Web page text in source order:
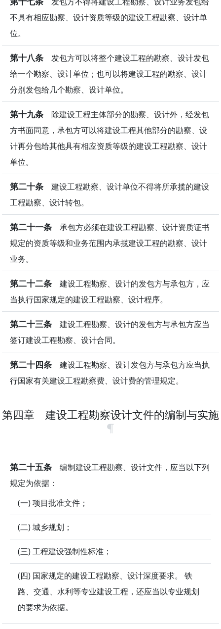
不具有相应勘察、设计资质等级的建设工程勘察、设计单
位。
第十八条 发包方可以将整个建设工程的勘察、设计发包
给一个勘察、设计单位；也可以将建设工程的勘察、设计
分别发包给几个勘察、设计单位。
第十九条 除建设工程主体部分的勘察、设计外，经发包
方书面同意，承包方可以将建设工程其他部分的勘察、设
计再分包给其他具有相应资质等级的建设工程勘察、设计
单位。
第二十条 建设工程勘察、设计单位不得将所承揽的建设
工程勘察、设计转包。
第二十一条 承包方必须在建设工程勘察、设计资质证书
规定的资质等级和业务范围内承揽建设工程的勘察、设计
业务。
第二十二条 建设工程勘察、设计的发包方与承包方，应
当执行国家规定的建设工程勘察、设计程序。
第二十三条 建设工程勘察、设计的发包方与承包方应当
签订建设工程勘察、设计合同。
第二十四条 建设工程勘察、设计发包方与承包方应当执
行国家有关建设工程勘察费、设计费的管理规定。
第四章 建设工程勘察设计文件的编制与实施
第二十五条 编制建设工程勘察、设计文件，应当以下列
规定为依据：
(一) 项目批准文件；
(二) 城乡规划；
(三) 工程建设强制性标准；
(四) 国家规定的建设工程勘察、设计深度要求。 铁
路、交通、水利等专业建设工程，还应当以专业规划
的要求为依据。